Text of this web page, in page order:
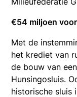
€54 miljoen
Met de
het krediet van
de bouw van
Hunsingosluis.
historische sluis